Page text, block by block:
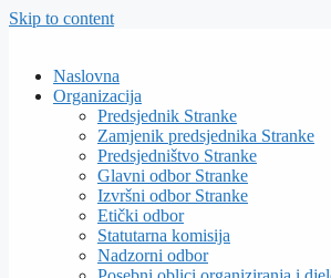
Skip to content
Naslovna
Organizacija
Predsjednik Stranke
Zamjenik predsjednika Stranke
Predsjedništvo Stranke
Glavni odbor Stranke
Izvršni odbor Stranke
Etički odbor
Statutarna komisija
Nadzorni odbor